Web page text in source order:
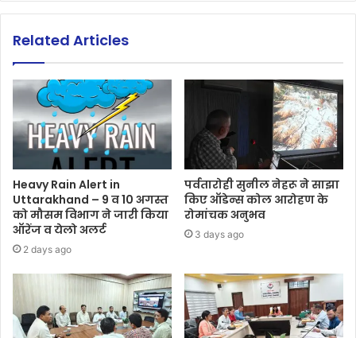
Related Articles
Heavy Rain Alert in
Uttarakhand – 9 व 10 अगस्त
को मौसम विभाग ने जारी किया
ऑरेंज व येलो अलर्ट
2 days ago
पर्वतारोही सुनील नेहरू ने साझा
किए ऑडेन्स कोल आरोहण के
रोमांचक अनुभव
3 days ago